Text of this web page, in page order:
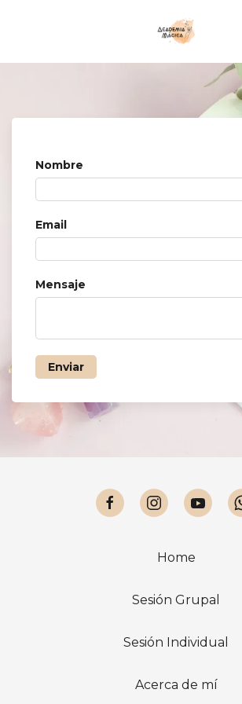
Nombre
Email
Mensaje
Enviar
Home
Sesión Grupal
Sesión Individual
Acerca de mí